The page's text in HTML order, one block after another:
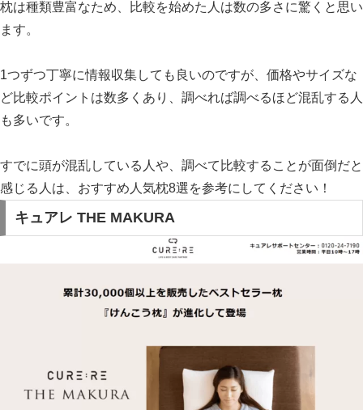
枕は種類豊富なため、
比較を始めた人は数の多さに驚くと思い
ます。
1つずつ丁寧に情報収集しても良いのですが、価格やサイズな
ど比較ポイントは数多くあり、調べれば調べるほど混乱する人
も多いです。
すでに頭が混乱している人や、調べて比較することが面倒だと
感じる人は、 おすすめ人気枕8選を参考にしてください！
キュアレ THE MAKURA